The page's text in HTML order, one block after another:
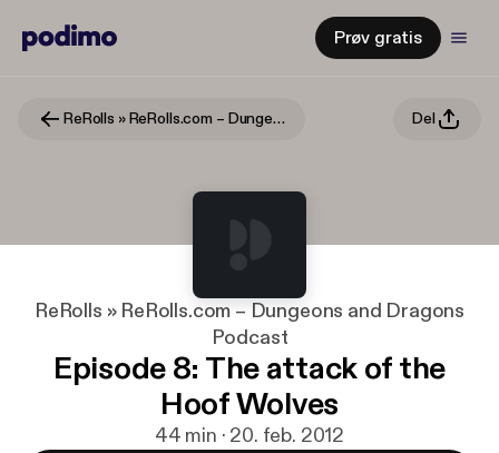
Prøv gratis
ReRolls » ReRolls.com – Dungeons and Dragons Podcast Del
ReRolls » ReRolls.com – Dungeons and Dragons
Podcast
Episode 8: The attack of the
Hoof Wolves
44 min · 20. feb. 2012